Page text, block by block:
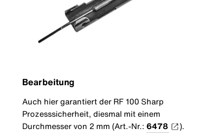
Bearbeitung
Auch hier garantiert der RF 100 Sharp
Prozesssicherheit, diesmal mit einem
Durchmesser von 2 mm (Art.-Nr.: 6478
).